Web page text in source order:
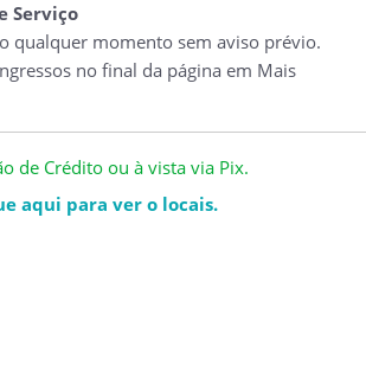
Serviço
qualquer momento sem aviso prévio.
no final da página em Mais
de Crédito ou à vista via Pix.
aqui para ver o locais.